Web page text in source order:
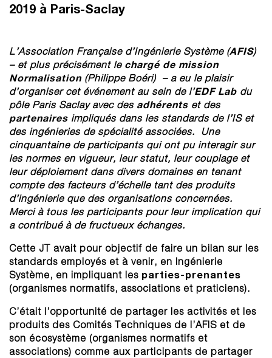
2019 à Paris-Saclay
L’Association Française d’Ingénierie Système (AFIS)
– et plus précisément le chargé de mission
Normalisation (Philippe Boéri) – a eu le plaisir
d’organiser cet événement au sein de l’EDF Lab du
pôle Paris Saclay avec des adhérents et des
partenaires impliqués dans les standards de l’IS et
des ingénieries de spécialité associées. Une
cinquantaine de participants qui ont pu interagir sur
les normes en vigueur, leur statut, leur couplage et
leur déploiement dans divers domaines en tenant
compte des facteurs d’échelle tant des produits
d’ingénierie que des organisations concernées.
Merci à tous les participants pour leur implication qui
a contribué à de fructueux échanges.
Cette JT avait pour objectif de faire un bilan sur les
standards employés et à venir, en Ingénierie
Système, en impliquant les parties-prenantes
(organismes normatifs, associations et praticiens).
C’était l’opportunité de partager les activités et les
produits des Comités Techniques de l’AFIS et de
son écosystème (organismes normatifs et
associations) comme aux participants de partager